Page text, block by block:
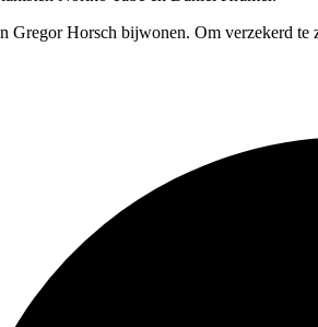
Gregor Horsch bijwonen. Om verzekerd